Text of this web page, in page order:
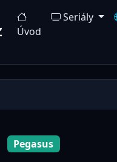
Úvod
Seriály
Pegasus